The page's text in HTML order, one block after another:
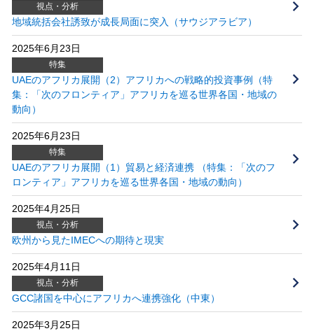
視点・分析
地域統括会社誘致が成長局面に突入（サウジアラビア）
2025年6月23日
特集
UAEのアフリカ展開（2）アフリカへの戦略的投資事例（特
集：「次のフロンティア」アフリカを巡る世界各国・地域の
動向）
2025年6月23日
特集
UAEのアフリカ展開（1）貿易と経済連携 （特集：「次のフ
ロンティア」アフリカを巡る世界各国・地域の動向）
2025年4月25日
視点・分析
欧州から見たIMECへの期待と現実
2025年4月11日
視点・分析
GCC諸国を中心にアフリカへ連携強化（中東）
2025年3月25日